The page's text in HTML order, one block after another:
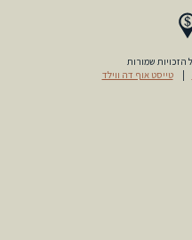
טייסט אוף דה ווילד